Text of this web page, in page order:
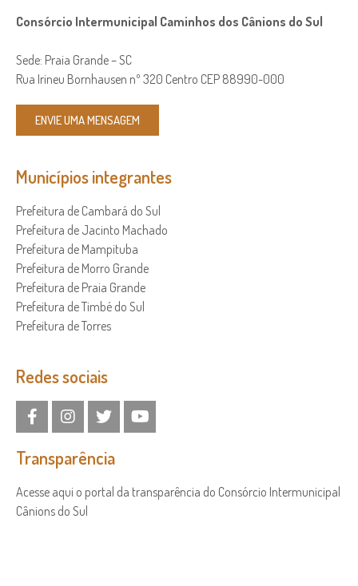
Consórcio Intermunicipal Caminhos dos Cânions do Sul
Sede: Praia Grande – SC
Rua Irineu Bornhausen nº 320 Centro CEP 88990-000
ENVIE UMA MENSAGEM
Municípios integrantes
Prefeitura de Cambará do Sul
Prefeitura de Jacinto Machado
Prefeitura de Mampituba
Prefeitura de Morro Grande
Prefeitura de Praia Grande
Prefeitura de Timbé do Sul
Prefeitura de Torres
Redes sociais
Transparência
Acesse aqui o portal da transparência do Consórcio Intermunicipal
Cânions do Sul